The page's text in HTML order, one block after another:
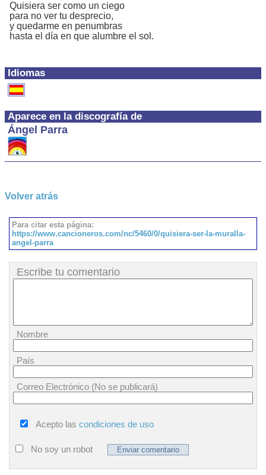
Idiomas
Aparece en la discografía de
Ángel Parra
Quisiera ser como un ciego
para no ver tu desprecio,
y quedarme en penumbras
hasta el día en que alumbre el sol.
Volver atrás
Para citar esta página:
https://www.cancioneros.com/nc/5460/0/quisiera-ser-la-muralla-
angel-parra
Escribe tu comentario
Nombre
País
Correo Electrónico (No se publicará)
Acepto las condiciones de uso
No soy un robot